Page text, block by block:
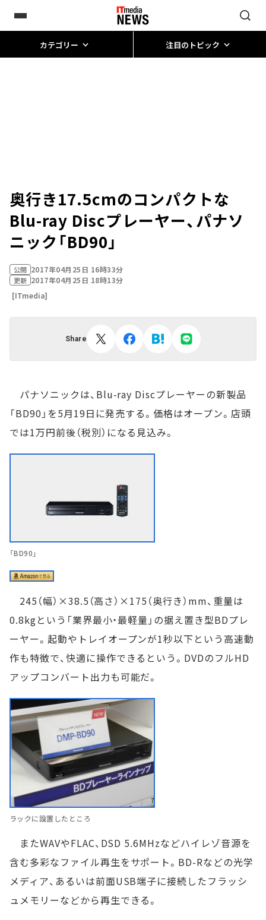
カテゴリー 注目のトピック
奥行き17.5cmのコンパクトな
Blu-ray Discプレーヤー、パナソ
ニック「BD90」
公開 2017年04月25日 16時33分
更新 2017年04月25日 18時13分
[ITmedia]
Share
パナソニックは、Blu-ray Discプレーヤーの新製品
「BD90」を5月19日に発売する。価格はオープン。店頭
では1万円前後（税別）になる見込み。
「BD90」
245（幅）×38.5（高さ）×175（奥行き）mm、重量は
0.8kgという「業界最小・最軽量」の据え置き型BDプレ
ーヤー。起動やトレイオープンが1秒以下という高速動
作も特徴で、快適に操作できるという。DVDのフルHD
アップコンバート出力も可能だ。
ラックに設置したところ
またWAVやFLAC、DSD 5.6MHzなどハイレゾ音源を
含む多彩なファイル再生をサポート。BD-Rなどの光学
メディア、あるいは前面USB端子に接続したフラッシ
ュメモリーなどから再生できる。